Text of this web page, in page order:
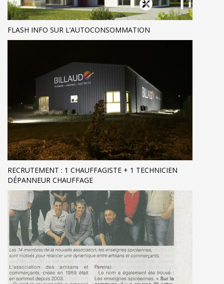
FLASH INFO SUR L’AUTOCONSOMMATION
RECRUTEMENT : 1 CHAUFFAGISTE + 1 TECHNICIEN
DÉPANNEUR CHAUFFAGE